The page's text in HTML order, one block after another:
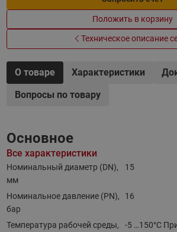
Положить в корзину
Техническое описание
О товаре Характеристики
Вопросы по товару
Основное
Все характеристики
Номинальный диаметр (DN),
мм
15
Номинальное давление (PN),
бар
16
Температура рабочей среды,
-5 …150°С